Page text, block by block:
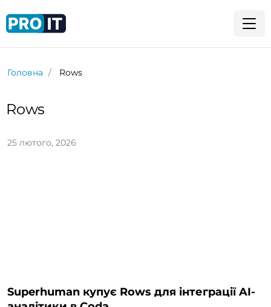
Головна Rows
Rows
25 лютого, 2026
Superhuman купує Rows для інтеграції AI-